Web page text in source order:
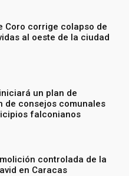
Coro corrige colapso de
al oeste de la ciudad
un plan de
de consejos comunales
falconianos
controlada de la
en Caracas